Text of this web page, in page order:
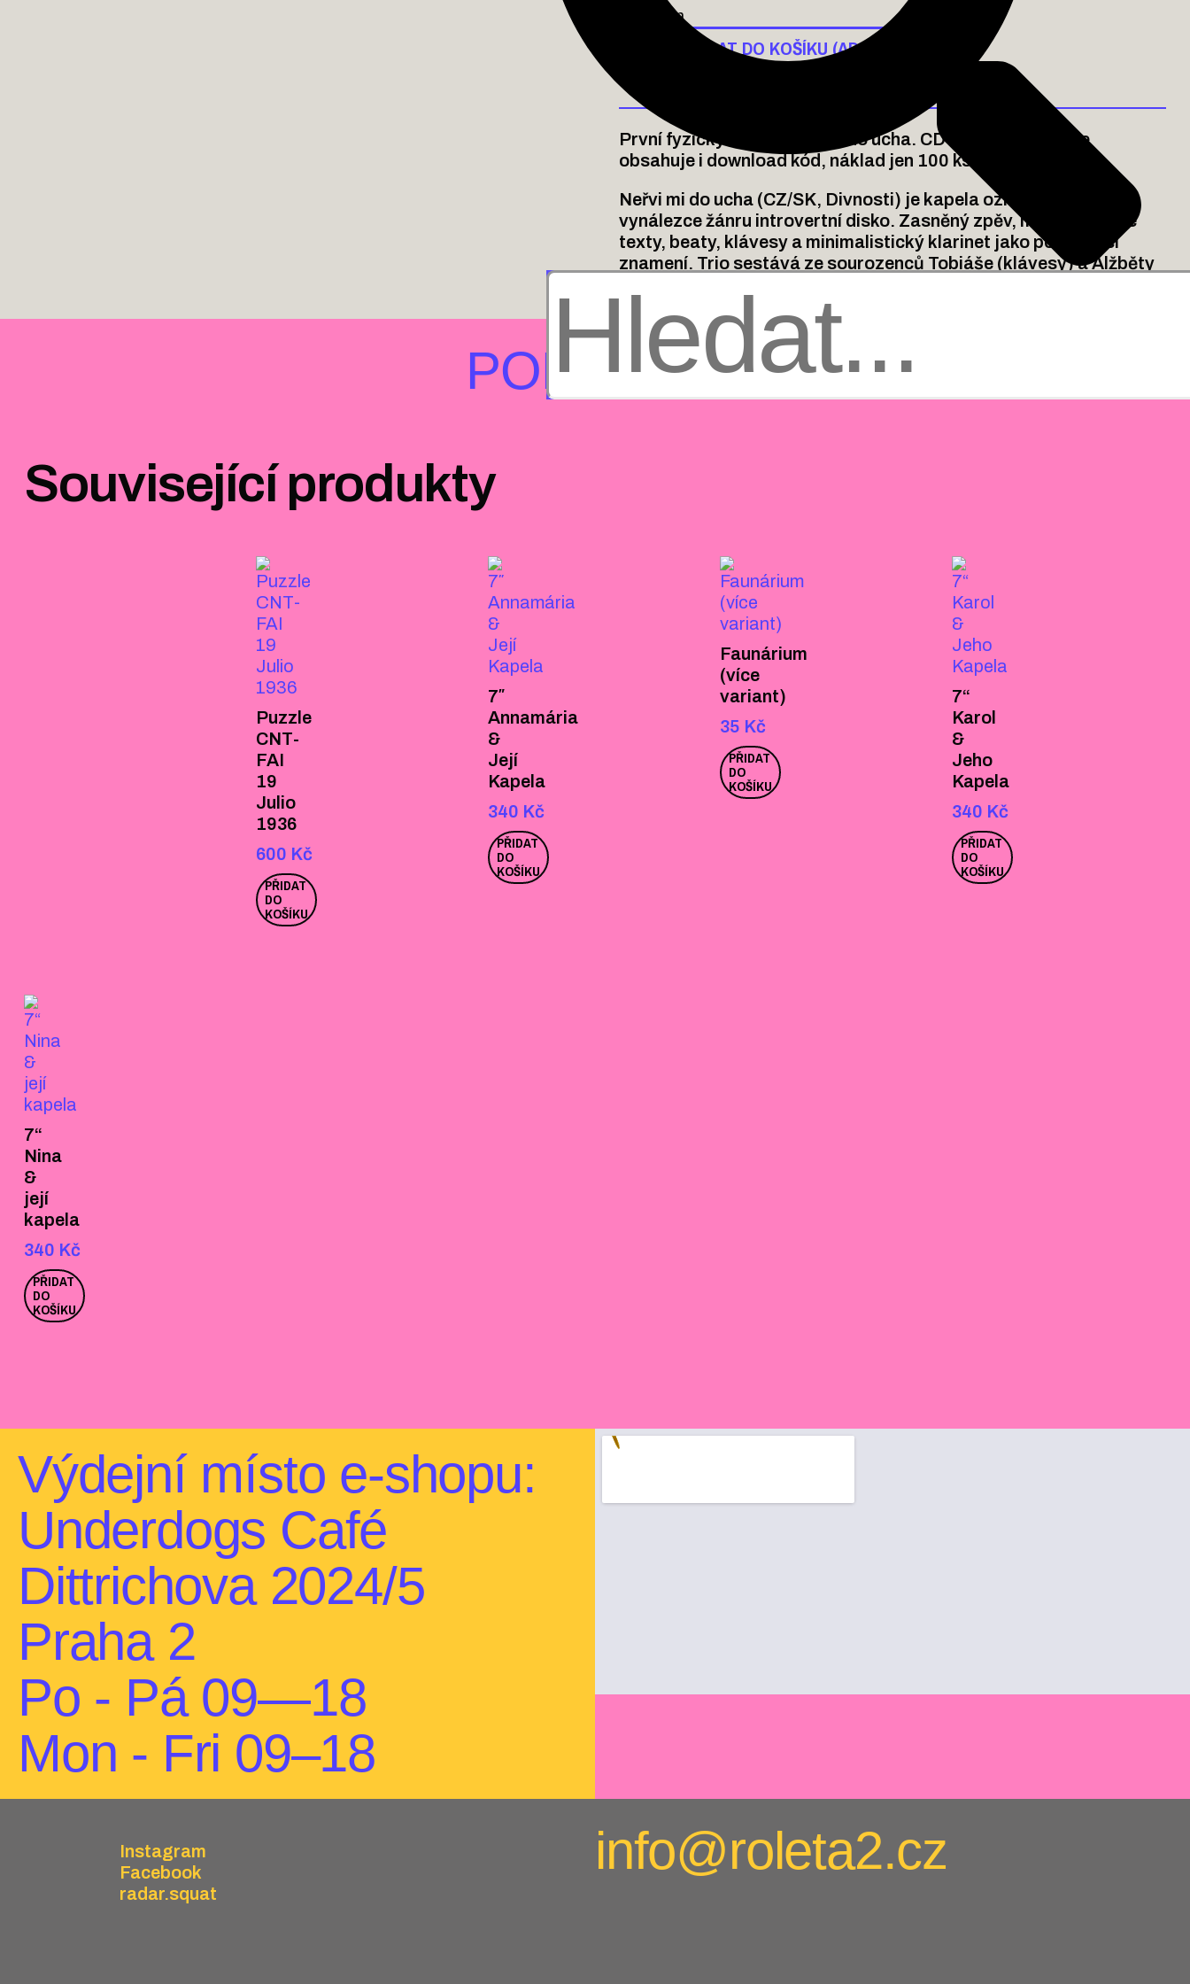
Skladem
PŘIDAT DO KOŠÍKU (ADD TO CART)
První fyzický nosič Neřvi mi do ucha. CD v papírové kapse
obsahuje i download kód, náklad jen 100 ks.
Neřvi mi do ucha (CZ/SK, Divnosti) je kapela označující se za
vynálezce žánru introvertní disko. Zasněný zpěv, melancholické
texty, beaty, klávesy a minimalistický klarinet jako poznávací
znamení. Trio sestává ze sourozenců Tobiáše (klávesy) a Alžběty
PODOBNÉ
Související produkty
Puzzle
CNT-
FAI
19
Julio
1936
600 Kč
PŘIDAT
DO
KOŠÍKU
7″
Annamária
&
Její
Kapela
340 Kč
PŘIDAT
DO
KOŠÍKU
Faunárium
(více
variant)
35 Kč
PŘIDAT
DO
KOŠÍKU
7“
Karol
&
Jeho
Kapela
340 Kč
PŘIDAT
DO
KOŠÍKU
7“
Nina
&
její
kapela
340 Kč
PŘIDAT
DO
KOŠÍKU
Výdejní místo e‑shopu:
Underdogs Café
Dittrichova 2024/5
Praha 2
Po - Pá 09—18
Mon - Fri 09–18
Instagram
Facebook
radar.squat
info@roleta2.cz